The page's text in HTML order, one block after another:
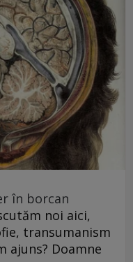
în borcan
noi aici,
transumanism
ajuns? Doamne